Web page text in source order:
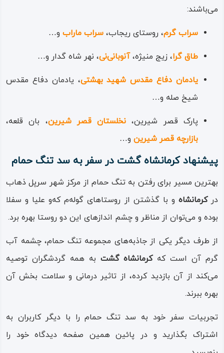
می‌باشند:
سراب گرم، روستای ریجاب، سراب ماراب و…
طاق گرا، زیج منیژه،آنوبانی‌نی، نهر شاه گدار و…
یادمان دفاع مقدس شهید بهشتی، یادمان دفاع مقدس
شیخ صله و…
پارک قصر شیرین، نخلستان قصر شیرین، بان قلعه،
بازارچه‌ قصر شیرین و…
پیشنهاد کرمانشاه گشت در سفر به سد تنگ حمام
بهترین مسیر برای رفتن به تنگ حمام از مرکز شهر سرپل‌ ذهاب
درکرمانشاه و با گذشتن از روستاهای گوله‌م که‌و علیا و سفلا
بوده و می‌توان از مناظر و چشم‌ اندازهای این دو روستا بهره برد.
از طرف دیگر یکی از جاذبه‌های مجموعه تنگ حمام، چشمه آب
گرم آن است کهکرمانشاه گشت به همه گردشگران توصیه
می‌کند از آن بازدید کرده، از تاثیر درمانی و سلامت بخش آن
بهره ببرند.
تجربیات سفر خود به سد تنگ حمام را با دیگر کاربران به
اشتراک بگذارید و در پائین همین صفحه دیدگاه خود را